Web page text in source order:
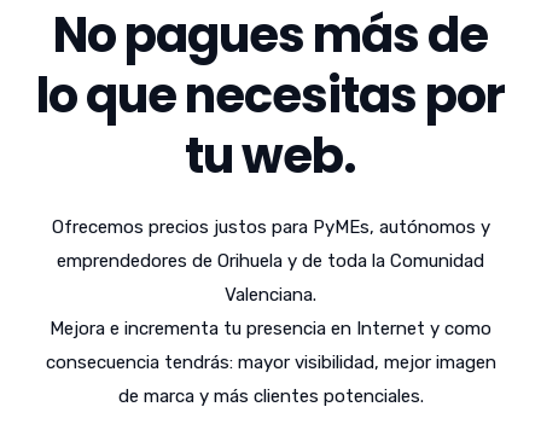
No pagues más de
lo que necesitas por
tu web.
Ofrecemos precios justos para PyMEs, autónomos y
emprendedores de Orihuela y de toda la Comunidad
Valenciana.
Mejora e incrementa tu presencia en Internet y como
consecuencia tendrás: mayor visibilidad, mejor imagen
de marca y más clientes potenciales.